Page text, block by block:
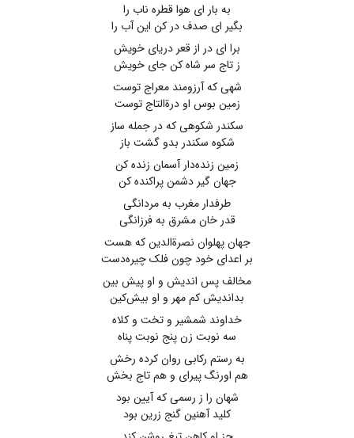
به بار ای هوا قطره ناب را
بگیر ای صدف در کن این آب را
برا ای در از قعر دریای خویش
ز تاج سر شاه کن جای خویش
شهی که آرزومند معراج توست
زمین بوس او درةالتاج توست
سکندر شکوهی که در جمله ساز
شکوه سکندر بدو گشت باز
زمین زنده‌دار آسمان زنده کن
جهان گیر دشمن پراکنده کن
طرفدار مغرب به مردانگی
قدر خان مشرق به فرزانگی
جهان پهلوان نصرةالدین که هست
بر اعدای خود چون فلک چیره‌دست
مخالف پس اندیش و او پیش بین
بداندیش کم مهر و او بیش‌کین
خداوند شمشیر و تخت و کلاه
سه نوبت زن پنج نوبت پناه
به رستم رکابی روان کرده رخش
هم اورنگ پیرای و هم تاج بخش
شهان را ز رسمی که آیین بود
کلید آهنین گنج زرین بود